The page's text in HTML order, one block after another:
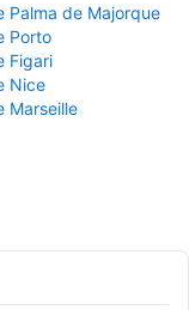
Palma de Majorque
Porto
Figari
Nice
Marseille